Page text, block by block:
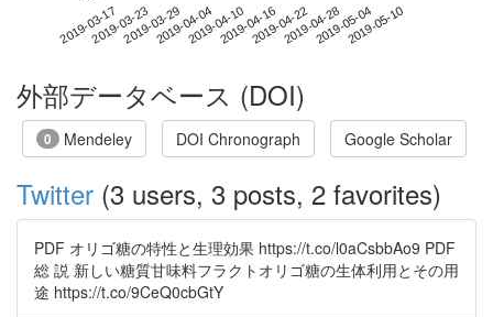
2019-03-172019-03-232019-03-292019-04-042019-04-102019-04-162019-04-222019-04-282019-05-042019-05-10
外部データベース (DOI)
0 Mendeley DOI Chronograph Google Scholar
Twitter (3 users, 3 posts, 2 favorites)
PDF オリゴ糖の特性と生理効果 https://t.co/l0aCsbbAo9 PDF
総 説 新しい糖質甘味料フラクトオリゴ糖の生体利用とその用
途 https://t.co/9CeQ0cbGtY